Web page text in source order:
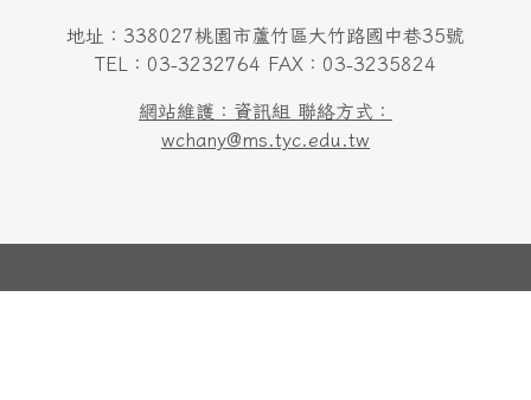
地址：338027桃園市蘆竹區大竹路國中巷35號
TEL：03-3232764 FAX：03-3235824
網站維護：資訊組 聯絡方式：
wchany@ms.tyc.edu.tw